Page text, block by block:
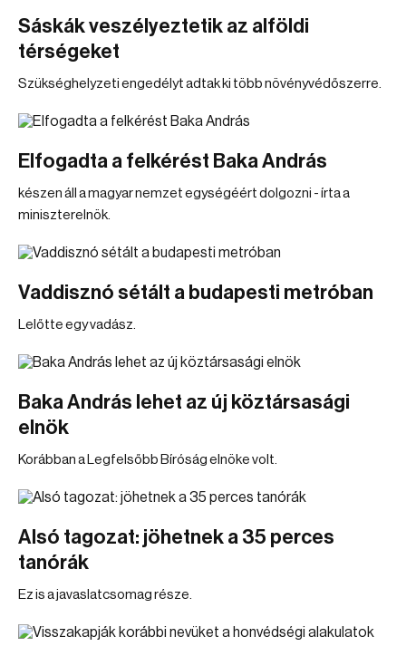
Sáskák veszélyeztetik az alföldi
térségeket
Szükséghelyzeti engedélyt adtak ki több növényvédőszerre.
Elfogadta a felkérést Baka András
készen áll a magyar nemzet egységéért dolgozni - írta a
miniszterelnök.
Vaddisznó sétált a budapesti metróban
Lelőtte egy vadász.
Baka András lehet az új köztársasági
elnök
Korábban a Legfelsőbb Bíróság elnöke volt.
Alsó tagozat: jöhetnek a 35 perces
tanórák
Ez is a javaslatcsomag része.